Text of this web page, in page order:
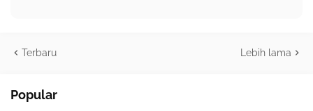
Terbaru Lebih lama
Popular